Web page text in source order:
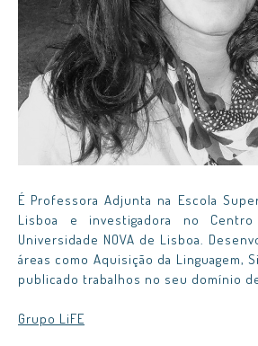
É Professora Adjunta na Escola
Lisboa e investigadora no
Universidade NOVA de Lisboa.
áreas como Aquisição da Linguagem,
publicado trabalhos no seu domínio
Grupo LiFE